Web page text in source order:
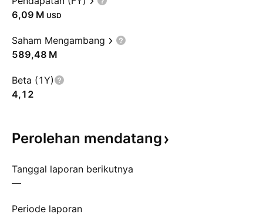
‪6,09 M‬ USD
Saham Mengambang
‪589,48 M‬
Beta (1Y)
4,12
Perolehan mendatang
Tanggal laporan berikutnya
—
Periode laporan